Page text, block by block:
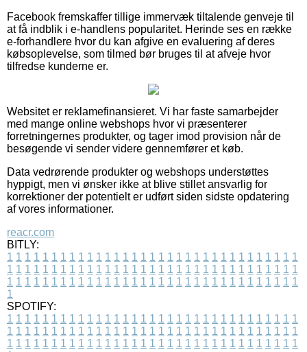
Facebook fremskaffer tillige immervæk tiltalende genveje til
at få indblik i e-handlens popularitet. Herinde ses en række
e-forhandlere hvor du kan afgive en evaluering af deres
købsoplevelse, som tilmed bør bruges til at afveje hvor
tilfredse kunderne er.
Websitet er reklamefinansieret. Vi har faste samarbejder
med mange online webshops hvor vi præsenterer
forretningernes produkter, og tager imod provision når de
besøgende vi sender videre gennemfører et køb.
Data vedrørende produkter og webshops understøttes
hyppigt, men vi ønsker ikke at blive stillet ansvarlig for
korrektioner der potentielt er udført siden sidste opdatering
af vores informationer.
reacr.com
BITLY:
1 1 1 1 1 1 1 1 1 1 1 1 1 1 1 1 1 1 1 1 1 1 1 1 1 1 1 1 1 1 1 1 1
1 1 1 1 1 1 1 1 1 1 1 1 1 1 1 1 1 1 1 1 1 1 1 1 1 1 1 1 1 1 1 1 1
1 1 1 1 1 1 1 1 1 1 1 1 1 1 1 1 1 1 1 1 1 1 1 1 1 1 1 1 1 1 1 1 1
1
SPOTIFY:
1 1 1 1 1 1 1 1 1 1 1 1 1 1 1 1 1 1 1 1 1 1 1 1 1 1 1 1 1 1 1 1 1
1 1 1 1 1 1 1 1 1 1 1 1 1 1 1 1 1 1 1 1 1 1 1 1 1 1 1 1 1 1 1 1 1
1 1 1 1 1 1 1 1 1 1 1 1 1 1 1 1 1 1 1 1 1 1 1 1 1 1 1 1 1 1 1 1 1